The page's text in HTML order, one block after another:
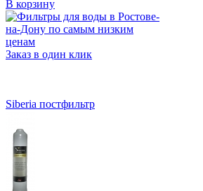
В корзину
Заказ в один клик
Siberia постфильтр